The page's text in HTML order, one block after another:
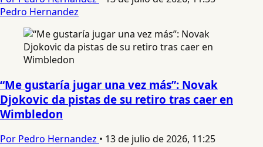
Pedro Hernandez
“Me gustaría jugar una vez más”: Novak
Djokovic da pistas de su retiro tras caer en
Wimbledon
Por Pedro Hernandez • 13 de julio de 2026, 11:25